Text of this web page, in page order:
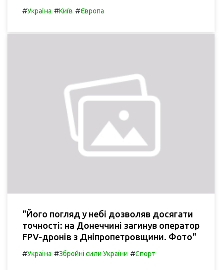
#Україна #Київ #Європа
"Його погляд у небі дозволяв досягати
точності: на Донеччині загинув оператор
FPV-дронів з Дніпропетровщини. Фото"
#Україна #Збройні сили України #Спорт